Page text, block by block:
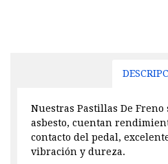
Nuestras Pastillas De Freno
asbesto, cuentan
contacto del pedal,
vibración y dureza.